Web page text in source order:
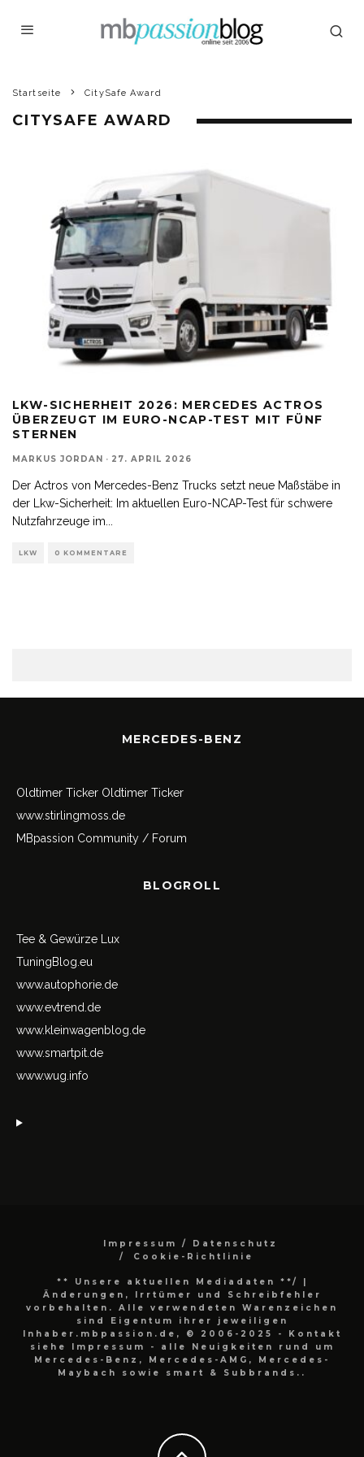
Startseite CitySafe Award
CITYSAFE AWARD
LKW-SICHERHEIT 2026: MERCEDES ACTROS
ÜBERZEUGT IM EURO-NCAP-TEST MIT FÜNF
STERNEN
MARKUS JORDAN · 27. APRIL 2026
Der Actros von Mercedes-Benz Trucks setzt neue Maßstäbe in
der Lkw-Sicherheit: Im aktuellen Euro-NCAP-Test für schwere
Nutzfahrzeuge im
LKW 0 KOMMENTARE
MERCEDES-BENZ
Oldtimer Ticker Oldtimer Ticker
www.stirlingmoss.de
MBpassion Community / Forum
BLOGROLL
Tee & Gewürze Lux
TuningBlog.eu
www.autophorie.de
www.evtrend.de
www.kleinwagenblog.de
www.smartpit.de
www.wug.info
Impressum / Datenschutz
Cookie-Richtlinie
** Unsere aktuellen Mediadaten **/
|
Änderungen, Irrtümer und Schreibfehler
vorbehalten. Alle verwendeten Warenzeichen
sind Eigentum ihrer jeweiligen
Inhaber.mbpassion.de, © 2006-2025 - Kontakt
siehe Impressum - alle Neuigkeiten rund um
Mercedes-Benz, Mercedes-AMG, Mercedes-
Maybach sowie smart & Subbrands..